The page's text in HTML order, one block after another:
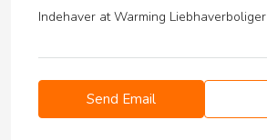
Indehaver atWarming Liebhaverboliger
Send Email